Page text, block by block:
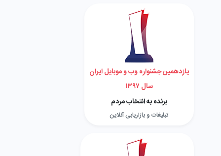
یازدهمین جشنواره وب و موبایل ایران
سال ۱۳۹۷
برنده به انتخاب مردم
تبلیغات و بازاریابی آنلاین